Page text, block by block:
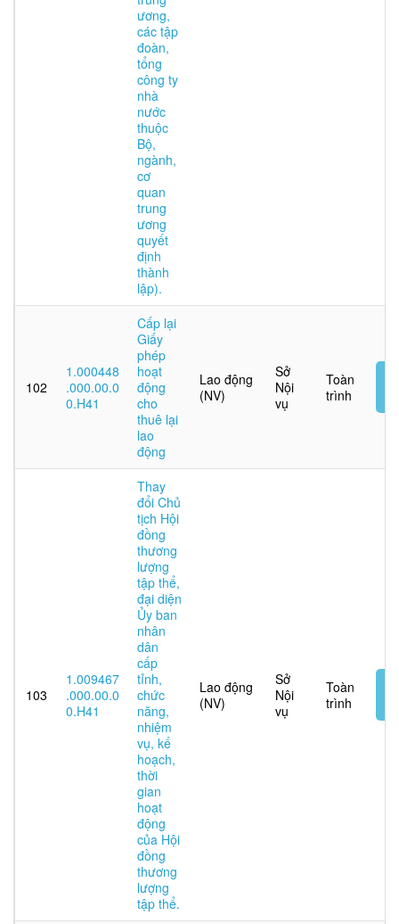
ương,
các tập
đoàn,
tổng
công ty
nhà
nước
thuộc
Bộ,
ngành,
cơ
quan
trung
ương
quyết
định
thành
lập).
102
1.000448
.000.00.0
0.H41
Cấp lại
Giấy
phép
hoạt
động
cho
thuê lại
lao
động
Lao động
(NV)
Sở
Nội
vụ
Toàn
trình
103
1.009467
.000.00.0
0.H41
Thay
đổi Chủ
tịch Hội
đồng
thương
lượng
tập thể,
đại diện
Ủy ban
nhân
dân
cấp
tỉnh,
chức
năng,
nhiệm
vụ, kế
hoạch,
thời
gian
hoạt
động
của Hội
đồng
thương
lượng
tập thể.
Lao động
(NV)
Sở
Nội
vụ
Toàn
trình